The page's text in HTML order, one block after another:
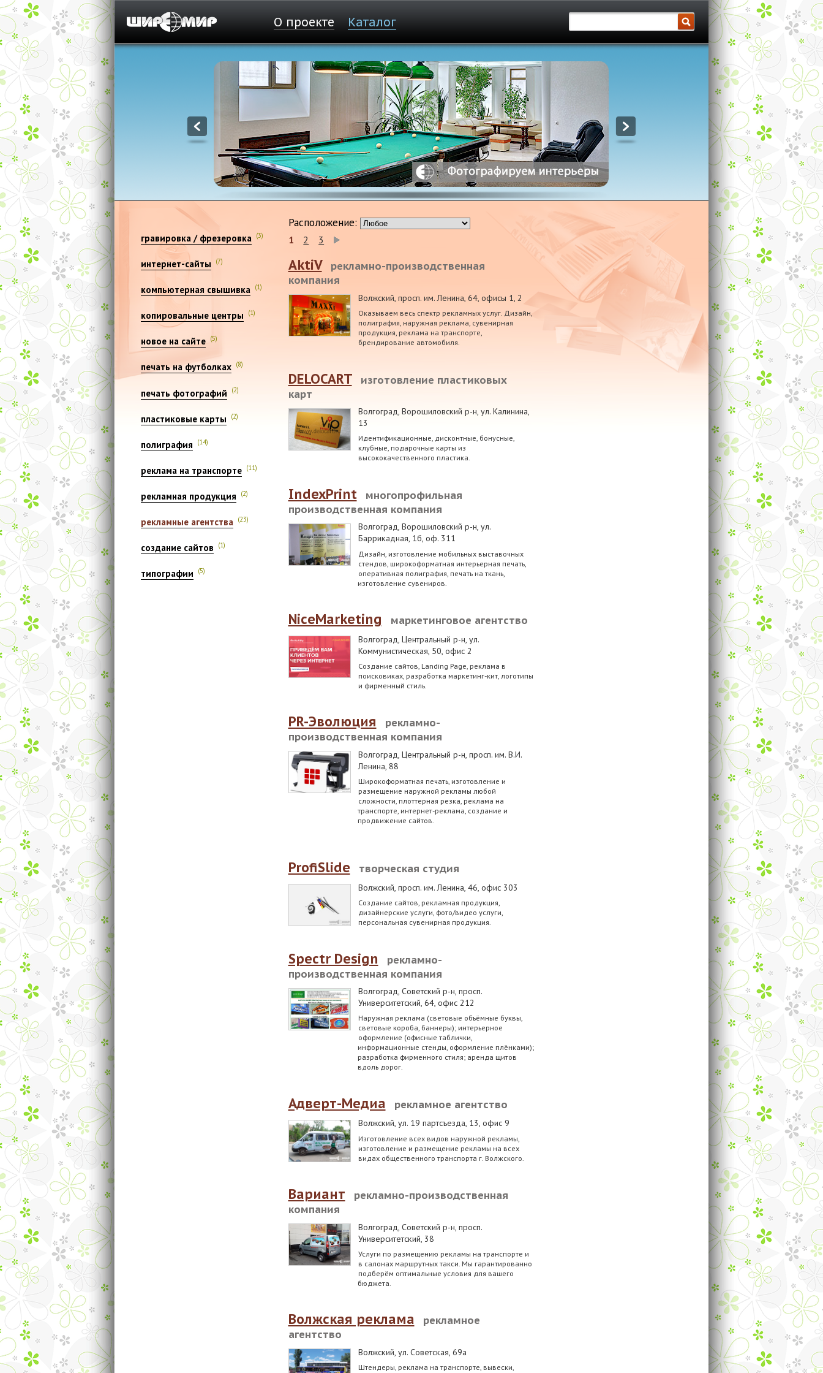
О проекте Каталог
1
гравировка / фрезеровка (3)
интернет-сайты (7)
компьютерная свышивка (1)
копировальные центры (1)
новое на сайте (5)
печать на футболках (8)
печать фотографий (2)
пластиковые карты (2)
полиграфия (14)
реклама на транспорте (11)
рекламная продукция (2)
рекламные агентства (23)
создание сайтов (1)
типографии (5)
Расположение:
1 2 3
AktiV
рекламно-производственная
компания
Волжский, просп. им. Ленина, 64, офисы 1, 2
Оказываем весь спектр рекламных услуг. Дизайн,
полиграфия, наружная реклама, сувенирная
продукция, реклама на транспорте,
брендирование автомобиля.
DELOCART
изготовление пластиковых
карт
Волгоград, Ворошиловский р-н, ул. Калинина,
13
Идентификационные, дисконтные, бонусные,
клубные, подарочные карты из
высококачественного пластика.
IndexPrint
многопрофильная
производственная компания
Волгоград, Ворошиловский р-н, ул.
Баррикадная, 1б, оф. 311
Дизайн, изготовление мобильных выставочных
стендов, широкоформатная интерьерная печать,
оперативная полиграфия, печать на ткань,
изготовление сувениров.
NiceMarketing маркетинговое агентство
Волгоград, Центральный р-н, ул.
Коммунистическая, 50, офис 2
Создание сайтов, Landing Page, реклама в
поисковиках, разработка маркетинг-кит, логотипы
и фирменный стиль.
PR-Эволюция
рекламно-
производственная компания
Волгоград, Центральный р-н, просп. им. В.И.
Ленина, 88
Широкоформатная печать, изготовление и
размещение наружной рекламы любой
сложности, плоттерная резка, реклама на
транспорте, интернет-реклама, создание и
продвижение сайтов.
ProfiSlide творческая студия
Волжский, просп. им. Ленина, 46, офис 303
Создание сайтов, рекламная продукция,
дизайнерские услуги, фото/видео услуги,
персональная сувенирная продукция.
Spectr Design
рекламно-
производственная компания
Волгоград, Советский р-н, просп.
Университетский, 64, офис 212
Наружная реклама (световые объёмные буквы,
световые короба, баннеры); интерьерное
оформление (офисные таблички,
информационные стенды, оформление плёнками);
разработка фирменного стиля; аренда щитов
вдоль дорог.
Адверт-Медиа рекламное агентство
Волжский, ул. 19 партсъезда, 13, офис 9
Изготовление всех видов наружной рекламы,
изготовление и размещение рекламы на всех
видах общественного транспорта г. Волжского.
Вариант
рекламно-производственная
компания
Волгоград, Советский р-н, просп.
Университетский, 38
Услуги по размещению рекламы на транспорте и
в салонах маршрутных такси. Мы гарантированно
подберём оптимальные условия для вашего
бюджета.
Волжская реклама
рекламное
агентство
Волжский, ул. Советская, 69а
Штендеры, реклама на транспорте, вывески,